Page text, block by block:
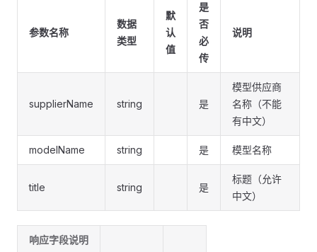
参数名称
数据
类型
默
认
值
是
否
必
传
说明
supplierName string 是
模型供应商
名称（不能
有中文）
modelName string 是 模型名称
title string 是
标题（允许
中文）
响应字段说明